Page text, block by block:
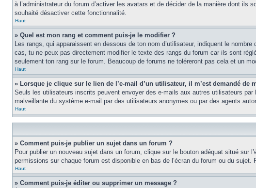
à l’administrateur du forum d’activer les avatars et de décider de la manière dont ils
souhaité désactiver cette fonctionnalité.
Haut
» Quel est mon rang et comment puis-je le modifier ?
Les rangs, qui apparaissent en dessous de ton nom d’utilisateur, indiquent le
cas, tu ne peux pas directement modifier le texte des rangs du forum car ils sont
seulement ton rang sur le forum. Beaucoup de forums ne toléreront pas cela et un
Haut
» Lorsque je clique sur le lien de l’e-mail d’un utilisateur, il m’est demandé de
Seuls les utilisateurs inscrits peuvent envoyer des e-mails aux autres utilisateurs
malveillante du système e-mail par des utilisateurs anonymes ou par des agents
Haut
» Comment puis-je publier un sujet dans un forum ?
Pour publier un nouveau sujet dans un forum, clique sur le bouton adéquat situé sur
permissions sur chaque forum est disponible en bas de l’écran du forum ou du
Haut
» Comment puis-je éditer ou supprimer un message ?